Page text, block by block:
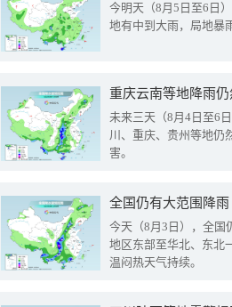
今明天（8月5日至6日
地有中到大雨，局地暴
重庆云南等地降雨
未来三天（8月4日至6
川、重庆、贵州等地仍
害。
全国仍有大范围降
今天（8月3日），全国
地区东部至华北、东北
温闷热天气持续。